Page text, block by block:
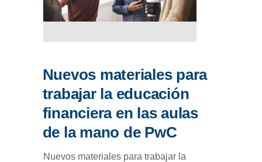
Nuevos materiales para
trabajar la educación
financiera en las aulas
de la mano de PwC
Nuevos materiales para trabajar la